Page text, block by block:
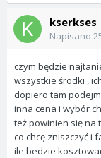
kserkses
Napisano
czym będzie
wszystkie środki ,
dopiero tam
inna cena i wybór
też powinien się na
co chcę zniszczyć i
ile bedzie